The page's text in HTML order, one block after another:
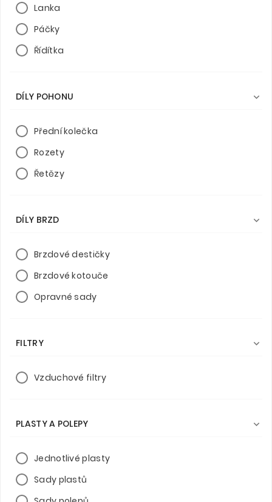
Lanka
Páčky
Řídítka
DÍLY POHONU 
Přední kolečka
Rozety
Řetězy
DÍLY BRZD 
Brzdové destičky
Brzdové kotouče
Opravné sady
FILTRY 
Vzduchové filtry
PLASTY A POLEPY 
Jednotlivé plasty
Sady plastů